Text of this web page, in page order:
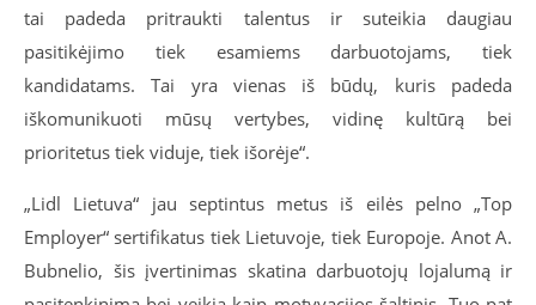
tai padeda pritraukti talentus ir suteikia daugiau
pasitikėjimo tiek esamiems darbuotojams, tiek
kandidatams. Tai yra vienas iš būdų, kuris padeda
iškomunikuoti mūsų vertybes, vidinę kultūrą bei
prioritetus tiek viduje, tiek išorėje“.
„Lidl Lietuva“ jau septintus metus iš eilės pelno „Top
Employer“ sertifikatus tiek Lietuvoje, tiek Europoje. Anot A.
Bubnelio, šis įvertinimas skatina darbuotojų lojalumą ir